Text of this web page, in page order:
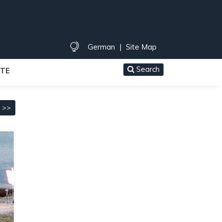
German | Site Map
Search
>>